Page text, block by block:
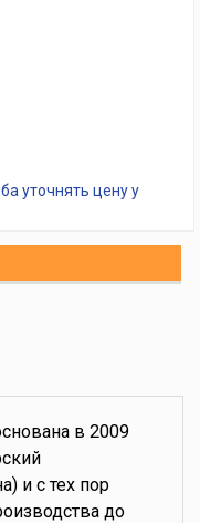
уточнять цену у
в 2009
и с тех пор
до